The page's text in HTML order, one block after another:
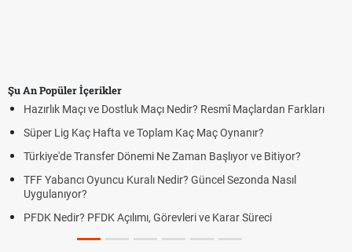
Şu An Popüler İçerikler
Hazırlık Maçı ve Dostluk Maçı Nedir? Resmî Maçlardan Farkları
Süper Lig Kaç Hafta ve Toplam Kaç Maç Oynanır?
Türkiye'de Transfer Dönemi Ne Zaman Başlıyor ve Bitiyor?
TFF Yabancı Oyuncu Kuralı Nedir? Güncel Sezonda Nasıl
Uygulanıyor?
PFDK Nedir? PFDK Açılımı, Görevleri ve Karar Süreci